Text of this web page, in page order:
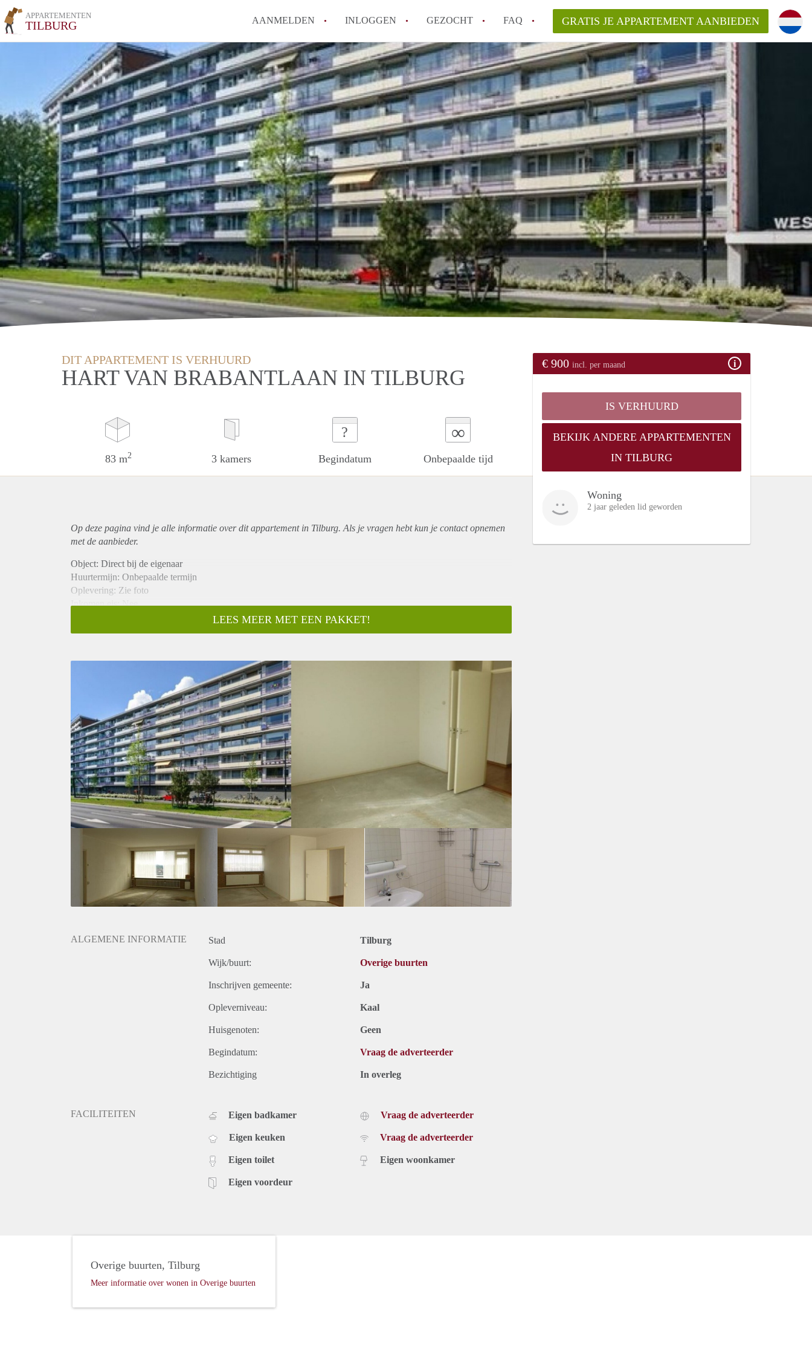
APPARTEMENTEN
TILBURG AANMELDEN INLOGGEN GEZOCHT FAQ
How to translate AppartementenTilburg!
Wat is AppartementenTilburg?
Hoeveel kost het om te reageren op een Appartement in Tilburg?
Wat is de privacyverklaring van AppartementenTilburg?
Berekent AppartementenTilburg
makelaarsvergoeding/bemiddelingsvergoeding?
Alle veelgestelde vragen
GRATIS JE APPARTEMENT AANBIEDEN
DIT APPARTEMENT IS VERHUURD
HART VAN BRABANTLAAN IN TILBURG
83 m2 3 kamers
?
Begindatum
∞
Onbepaalde tijd
€ 900 incl. per maand
IS VERHUURD
BEKIJK ANDERE APPARTEMENTEN
IN TILBURG
Woning
2 jaar geleden lid geworden
Op deze pagina vind je alle informatie over ditappartementin Tilburg. Als je vragen hebt kun je contact opnemen
met de aanbieder.
Object: Direct bij de eigenaar
Huurtermijn: Onbepaalde termijn
Oplevering: Zie foto
Inkomen eis: Nee
Borg: 1 Maand
Huisdieren toegestaan: Afhankelijk van de Eigenaar
Geschikt voor studenten: Afhankelijk van de Eigenaar
LEES MEER MET EEN PAKKET!
ALGEMENE INFORMATIE Stad Tilburg
Wijk/buurt: Overige buurten
Inschrijven gemeente: Ja
Opleverniveau: Kaal
Huisgenoten: Geen
Begindatum: Vraag de adverteerder
Bezichtiging In overleg
FACILITEITEN Eigen badkamer
Eigen keuken
Eigen toilet
Eigen voordeur
Vraag de adverteerder
Vraag de adverteerder
Eigen woonkamer
Overige buurten, Tilburg
Meer informatie over wonen in Overige buurten